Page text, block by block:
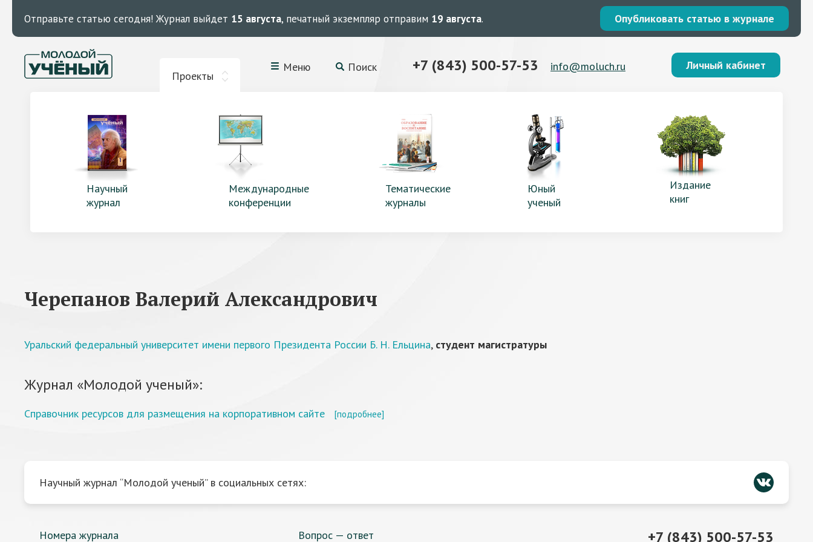
Отправьте статью сегодня! Журнал выйдет 15 августа, печатный экземпляр отправим 19 августа. Опубликовать статью в журнале
Проекты
Меню Поиск +7 (843) 500-57-53 info@moluch.ru Личный кабинет
Научный
журнал
Международные
конференции
Тематические
журналы
Юный
ученый
Издание
книг
Черепанов Валерий Александрович
Уральский федеральный университет имени первого Президента России Б. Н. Ельцина, студент магистратуры
Журнал «Молодой ученый»:
Справочник ресурсов для размещения на корпоративном сайте [подробнее]
Научный журнал “Молодой ученый” в социальных сетях:
Номера журнала Вопрос — ответ +7 (843) 500-57-53